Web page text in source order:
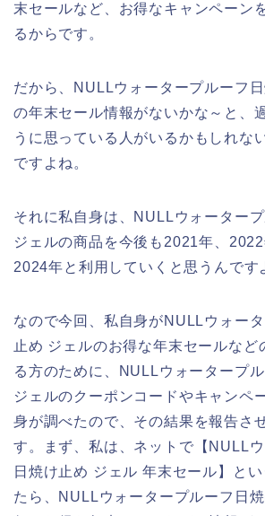
末セールなど、お得なキャンペーン
るからです。
だから、NULLウォータープルーフ
の年末セール情報がないかな～と、
うに思っている人がいるかもしれな
ですよね。
それに私自身は、NULLウォーター
ジェルの商品を今後も2021年、2022
2024年と利用していくと思うんです
なので今回、私自身がNULLウォー
止め ジェルのお得な年末セールなど
る方のために、NULLウォータープ
ジェルのクーポンコードやキャンペ
身が調べたので、その結果を報告さ
す。まず、私は、ネットで【NULL
日焼け止め ジェル 年末セール】と
たら、NULLウォータープルーフ日